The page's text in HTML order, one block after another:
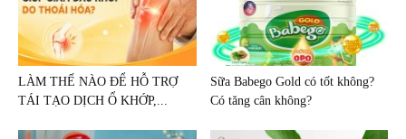
LÀM THẾ NÀO ĐỂ HỖ TRỢ
TÁI TẠO DỊCH Ổ KHỚP,...
Sữa Babego Gold có tốt không?
Có tăng cân không?